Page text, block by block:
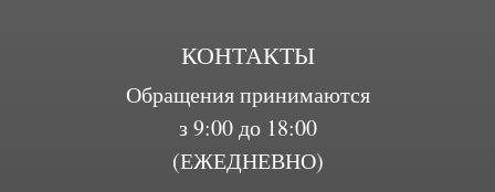
КОНТАКТЫ
Обращения принимаются
з 9:00 до 18:00
(ЕЖЕДНЕВНО)